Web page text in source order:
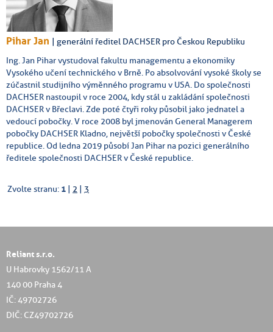
Pihar Jan | generální ředitel DACHSER pro Českou Republiku
Ing. Jan Pihar vystudoval fakultu managementu a ekonomiky
Vysokého učení technického v Brně. Po absolvování vysoké školy se
zúčastnil studijního výměnného programu v USA. Do společnosti
DACHSER nastoupil v roce 2004, kdy stál u zakládání společnosti
DACHSER v Břeclavi. Zde poté čtyři roky působil jako jednatel a
vedoucí pobočky. V roce 2008 byl jmenován General Managerem
pobočky DACHSER Kladno, největší pobočky společnosti v České
republice. Od ledna 2019 působí Jan Pihar na pozici generálního
ředitele společnosti DACHSER v České republice.
Zvolte stranu: 1 | 2 | 3
Reliant s.r.o.
U Habrovky 1562/11 A
140 00 Praha 4
IČ: 49702726
DIČ: CZ49702726